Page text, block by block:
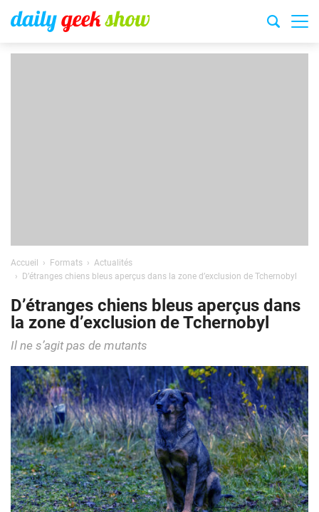
Accueil Formats
Actualités
D’étranges chiens bleus aperçus dans la zone d’exclusion de Tchernobyl
D’étranges chiens bleus aperçus dans
la zone d’exclusion de Tchernobyl
Il ne s’agit pas de mutants